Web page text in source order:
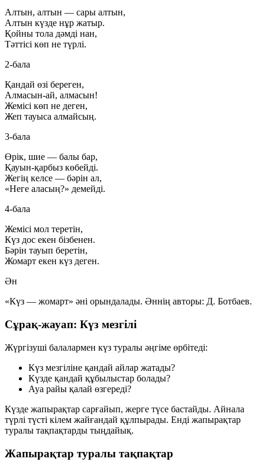
Алтын, алтын — сары алтын,
Алтын күзде нұр жатыр.
Қойны тола дәмді нан,
Тәттісі көп не түрлі.
2-бала
Қандай өзі береген,
Алмасын-ай, алмасын!
Жемісі көп не деген,
Жеп тауыса алмайсың.
3-бала
Өрік, шие — балы бар,
Қауын-қарбыз көбейді.
Жегің келсе — бәрін ал,
«Неге аласың?» демейді.
4-бала
Жемісі мол теретін,
Күз дос екен бізбенен.
Бәрін тауып беретін,
Жомарт екен күз деген.
Ән
«Күз — жомарт» әні орындалады. Әннің авторы: Д. Ботбаев.
Сұрақ-жауап: Күз мезгілі
Жүргізуші балалармен күз туралы әңгіме өрбітеді:
Күз мезгіліне қандай айлар жатады?
Күзде қандай құбылыстар болады?
Ауа райы қалай өзгереді?
Күзде жапырақтар сарғайып, жерге түсе бастайды. Айнала
түрлі түсті кілем жайғандай құлпырады. Енді жапырақтар
туралы тақпақтарды тыңдайық.
Жапырақтар туралы тақпақтар